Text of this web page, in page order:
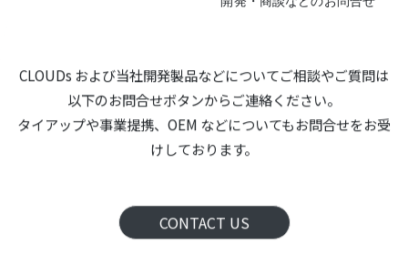
CLOUDs および当社開発製品などについてご相談やご質問は
以下のお問合せボタンからご連絡ください。
タイアップや事業提携、OEM などについてもお問合せをお受
けしております。
CONTACT US